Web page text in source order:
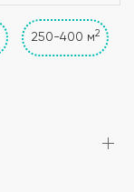
250-400 м2